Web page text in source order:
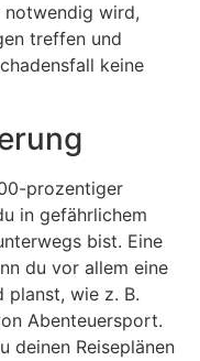
notwendig wird,
treffen und
keine
prozentiger
in gefährlichem
bist. Eine
du vor allem eine
planst, wie z. B.
Abenteuersport.
deinen Reiseplänen